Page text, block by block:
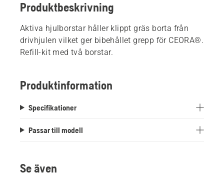
Produktbeskrivning
Aktiva hjulborstar håller klippt gräs borta från
drivhjulen vilket ger bibehållet grepp för CEORA®.
Refill-kit med två borstar.
Produktinformation
Specifikationer
Passar till modell
Se även